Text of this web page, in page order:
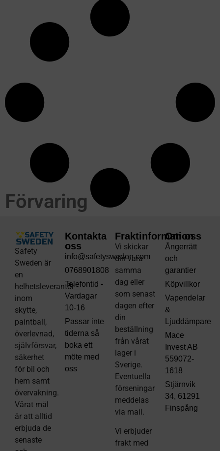
Förvaring
Safety
Sweden är
en
helhetsleverantör
inom
skytte,
paintball,
överlevnad,
självförsvar,
säkerhet
för bil och
hem samt
övervakning.
Vårat mål
är att alltid
erbjuda de
senaste
Kontakta
oss
info@safetysweden.com
0768901808
Telefontid -
Vardagar
10-16
Passar inte
tiderna så
boka ett
möte med
oss
Fraktinformation
Vi skickar
din vara
samma
dag eller
som senast
dagen efter
din
beställning
från vårat
lager i
Sverige.
Eventuella
förseningar
meddelas
via mail .
Vi erbjuder
frakt med
Om oss
Ångerrätt
och
garantier
Köpvillkor
Vapendelar
&
Ljuddämpare
Mace
Invest AB
559072-
1618
Stjärnvik
34, 61291
Finspång